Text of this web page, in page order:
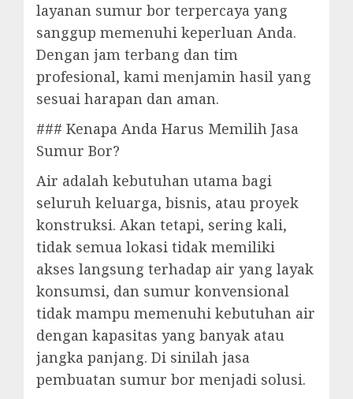
layanan sumur bor terpercaya yang
sanggup memenuhi keperluan Anda.
Dengan jam terbang dan tim
profesional, kami menjamin hasil yang
sesuai harapan dan aman.
### Kenapa Anda Harus Memilih Jasa
Sumur Bor?
Air adalah kebutuhan utama bagi
seluruh keluarga, bisnis, atau proyek
konstruksi. Akan tetapi, sering kali,
tidak semua lokasi tidak memiliki
akses langsung terhadap air yang layak
konsumsi, dan sumur konvensional
tidak mampu memenuhi kebutuhan air
dengan kapasitas yang banyak atau
jangka panjang. Di sinilah jasa
pembuatan sumur bor menjadi solusi.